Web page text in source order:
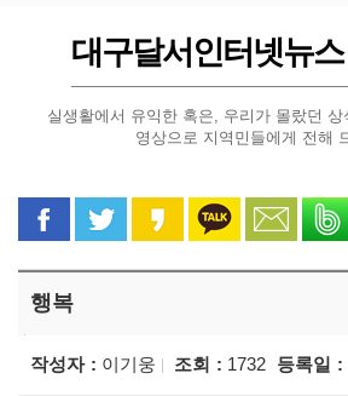
대구달서인터넷뉴
실생활에서 유익한 혹은, 우리가 몰랐던 상
영상으로 지역민들에게 전해
페이스북으로 공유
트위터로 공유카카오 스토리로 공
카카오톡으
문자
행복
작성자 이기웅 조회 1732 등록일